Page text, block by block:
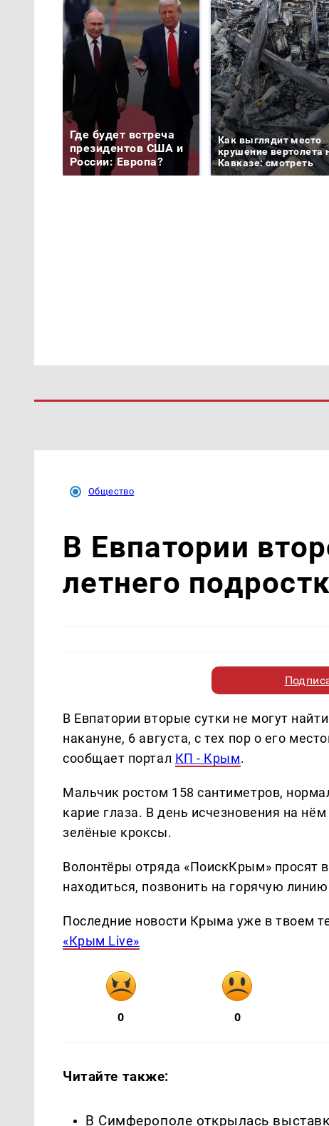
Где будет встреча
президентов США и
России: Европа?
Как выглядит место
крушение вертолета
Кавказе: смотреть
Общество
В Евпатории
летнего
В Евпатории вторые сутки не могут
накануне, 6 августа, с тех пор о его
сообщает портал КП - Крым.
Мальчик ростом 158 сантиметров,
карие глаза. В день исчезновения на
зелёные кроксы.
Волонтёры отряда «ПоискКрым» просят
находиться, позвонить на горячую
Последние новости Крыма уже в твоем
«Крым Live»
0 0
Читайте также:
В Симферополе открылась